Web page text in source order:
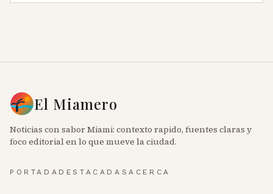
El Miamero
Noticias con sabor Miami: contexto rapido, fuentes claras y
foco editorial en lo que mueve la ciudad.
PORTADA DESTACADASACERCA